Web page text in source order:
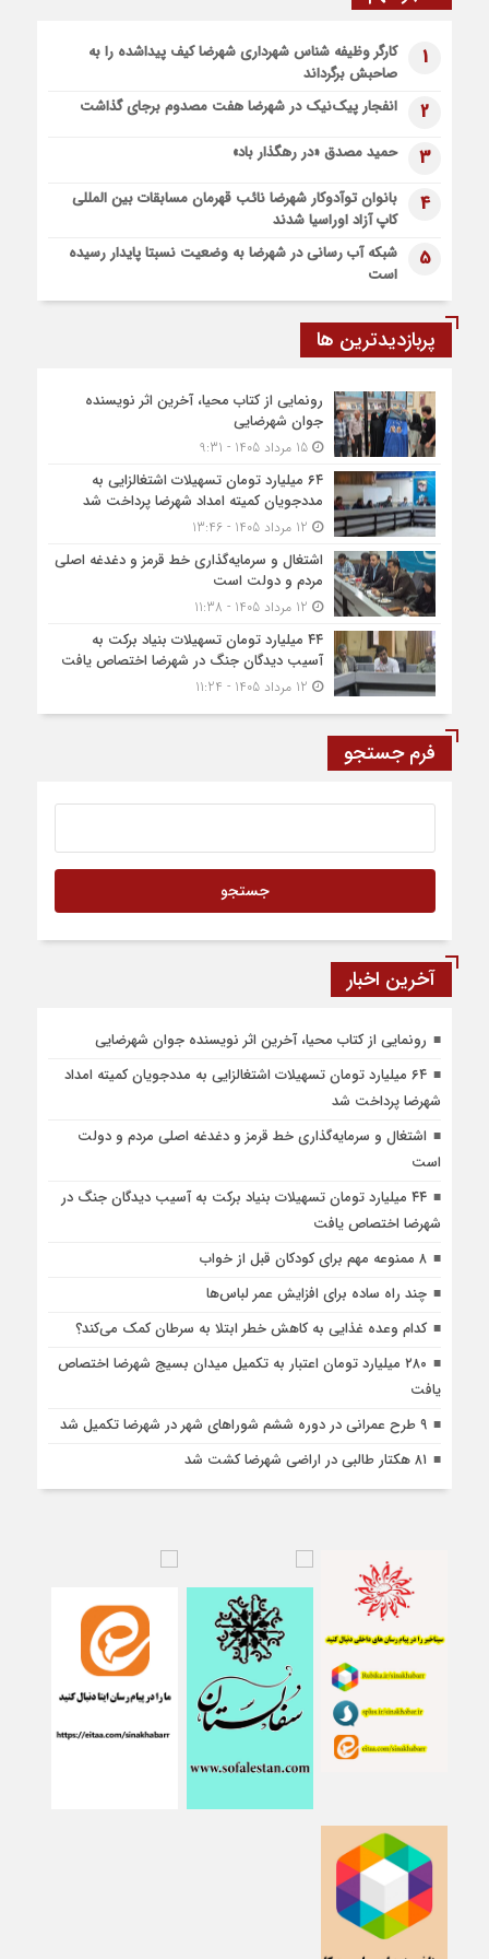
پیاده روی اربعین، ادامه نهضت حسینی است
اعزام موکب بقیه الله الاعظم (عج) از شهرضا به نجف اشرف
قطار زیارتی مشهد مقدس در مسیر شهرضا و دهاقان قرار گرفت
1
کارگر وظیفه شناس شهرداری شهرضا کیف پیداشده را به
صاحبش برگرداند
2 انفجار پیک‌نیک در شهرضا هفت مصدوم برجای گذاشت
3 حمید مصدق «در رهگذار باد»
4
بانوان توآدوکار شهرضا نائب قهرمان مسابقات بین المللی
کاپ آزاد اوراسیا شدند
5
شبکه آب رسانی در شهرضا به وضعیت نسبتا پایدار رسیده
است
پربازدیدترین ها
رونمایی از کتاب محیا، آخرین اثر نویسنده
جوان شهرضایی
15 مرداد 1405 - 9:31
۶۴ میلیارد تومان تسهیلات اشتغالزایی به
مددجویان کمیته امداد شهرضا پرداخت شد
اشتغال و سرمایه‌گذاری خط قرمز و دغدغه اصلی
مردم و دولت است
۴۴ میلیارد تومان تسهیلات بنیاد برکت به
آسیب دیدگان جنگ در شهرضا اختصاص یافت
فرم جستجو
آخرین اخبار
رونمایی از کتاب محیا، آخرین اثر نویسنده جوان شهرضایی
۶۴ میلیارد تومان تسهیلات اشتغالزایی به مددجویان کمیته امداد
شهرضا پرداخت شد
اشتغال و سرمایه‌گذاری خط قرمز و دغدغه اصلی مردم و دولت
است
۴۴ میلیارد تومان تسهیلات بنیاد برکت به آسیب دیدگان جنگ در
شهرضا اختصاص یافت
۸ ممنوعه مهم برای کودکان قبل از خواب
چند راه ساده برای افزایش عمر لباس‌ها
کدام وعده غذایی به کاهش خطر ابتلا به سرطان کمک می‌کند؟
۲۸۰ میلیارد تومان اعتبار به تکمیل میدان بسیج شهرضا اختصاص
یافت
۹ طرح عمرانی در دوره ششم شوراهای شهر در شهرضا تکمیل شد
۸۱ هکتار طالبی در اراضی شهرضا کشت شد